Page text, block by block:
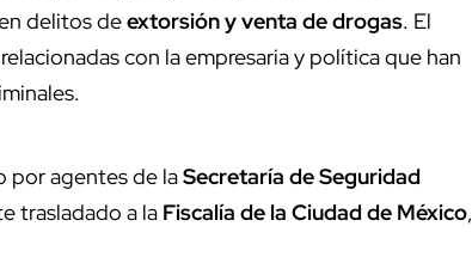
delitos deextorsión y venta de drogas. El
con la empresaria y política que han
por agentes de laSecretaría de Seguridad
trasladado a la Fiscalía de la Ciudad de México,